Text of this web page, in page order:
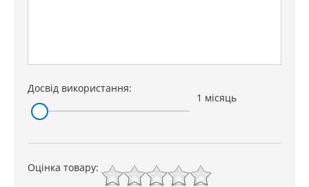
Досвід використання:
1 місяць
Оцінка товару: